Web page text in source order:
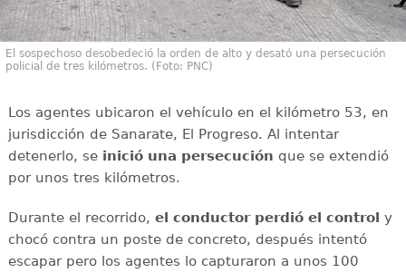
El sospechoso desobedeció la orden de alto y desató una persecución
policial de tres kilómetros. (Foto: PNC)
Los agentes ubicaron el vehículo en el kilómetro 53, en
jurisdicción de Sanarate, El Progreso. Al intentar
detenerlo, se inició una persecución que se extendió
por unos tres kilómetros.
Durante el recorrido, el conductor perdió el control y
chocó contra un poste de concreto, después intentó
escapar pero los agentes lo capturaron a unos 100